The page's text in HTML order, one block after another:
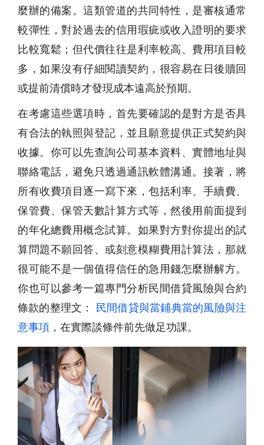
麼辦的備案。這類管道的共同特性，是審核通常
較彈性，對於過去的信用瑕疵或收入證明的要求
比較寬鬆；但代價往往是利率較高、費用項目較
多，如果沒有仔細閱讀契約，很容易在日後贖回
或提前清償時才發現成本遠高於預期。
在考慮這些選項時，首先要確認的是對方是否具
有合法的執照與登記，並且願意提供正式契約與
收據。你可以先查詢公司基本資料、實體地址與
聯絡電話，避免只透過通訊軟體溝通。接著，將
所有收費項目逐一寫下來，包括利率、手續費、
保管費、保管天數計算方式等，然後用前面提到
的年化總費用概念試算。如果對方對你提出的試
算問題不願回答、或刻意模糊費用計算法，那就
很可能不是一個值得信任的急用錢怎麼辦解方。
你也可以參考一篇專門分析民間借貸風險與合約
條款的整理文：
民間借貸與當鋪典當的風險與注
意事項 ，在實際談條件前先做足功課。